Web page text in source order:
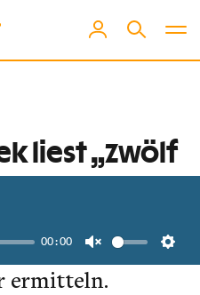
00:00
Unmute
liest „Zwölf
schrullig-
Kult-
ermitteln.